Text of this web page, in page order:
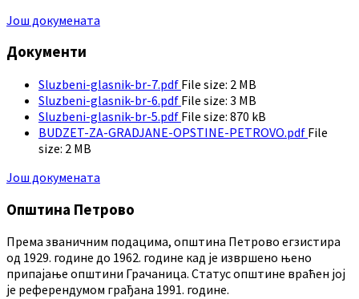
Још докумената
Документи
Sluzbeni-glasnik-br-7.pdf File size: 2 MB
Sluzbeni-glasnik-br-6.pdf File size: 3 MB
Sluzbeni-glasnik-br-5.pdf File size: 870 kB
BUDZET-ZA-GRADJANE-OPSTINE-PETROVO.pdf File
size: 2 MB
Још докумената
Општина Петрово
Према званичним подацима, општина Петрово егзистира
од 1929. године до 1962. године кад је извршено њено
припајање општини Грачаница. Статус општине враћен јој
је референдумом грађана 1991. године.